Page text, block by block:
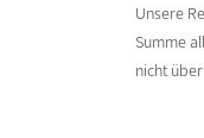
Unsere
Summe
nicht